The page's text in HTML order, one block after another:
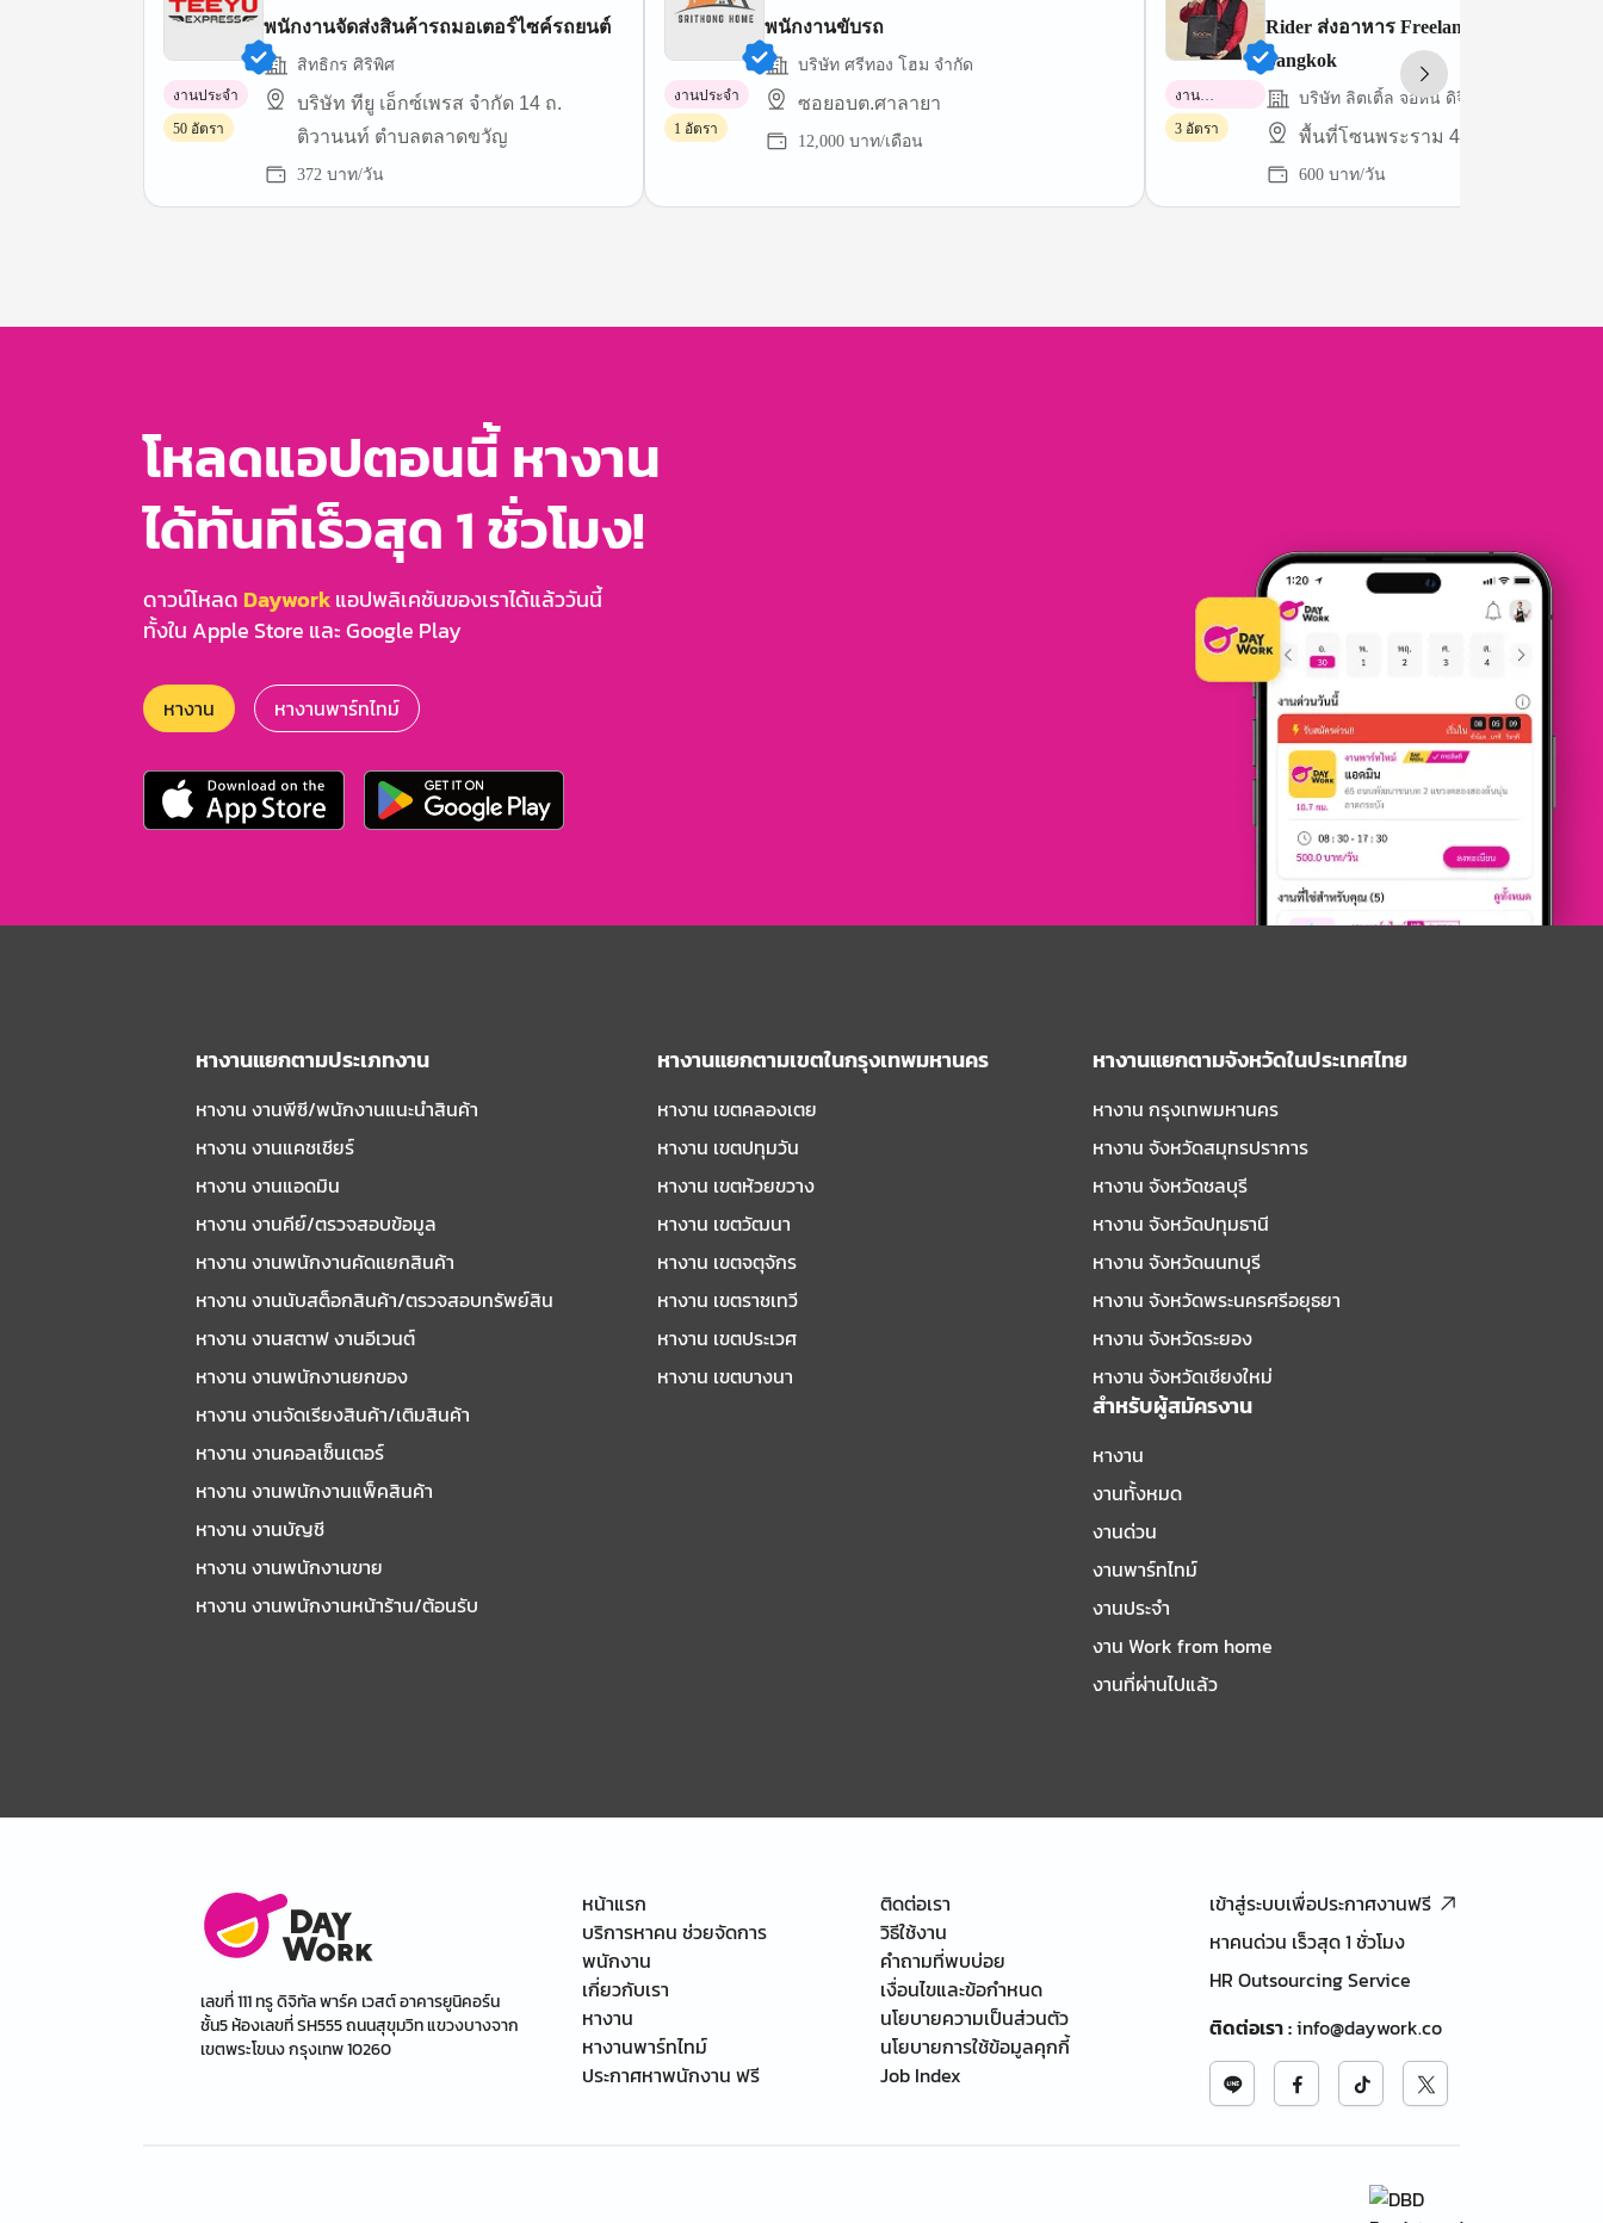
พนักงานจัดส่งสินค้ารถมอเตอร์ไซค์รถยนต์
สิทธิกร ศิริพิศ
บริษัท ทียู เอ็กซ์เพรส จำกัด 14 ถ.
ติวานนท์ ตำบลตลาดขวัญ
372 บาท/วัน
งานประจำ
50 อัตรา
พนักงานขับรถ
บริษัท ศรีทอง โฮม จำกัด
ซอยอบต.ศาลายา
12,000 บาท/เดือน
งานประจำ
1 อัตรา
Rider ส่งอาหาร Freelance / Part-time ที่
bangkok
บริษัท ลิตเติ้ล จอห์น ดิจิทัล จำกัด
พื้นที่โซนพระราม 4
600 บาท/วัน
งาน
พาร์ทไทม์
3 อัตรา
โหลดแอปตอนนี้ หางาน
ได้ทันทีเร็วสุด 1 ชั่วโมง!
ดาวน์โหลด Dayworkแอปพลิเคชันของเราได้แล้ววันนี้
ทั้งใน Apple Store และ Google Play
หางาน หางานพาร์ทไทม์
หางานแยกตามประเภทงาน
หางาน งานพีซี/พนักงานแนะนําสินค้า
หางาน งานแคชเชียร์
หางาน งานแอดมิน
หางาน งานคีย์/ตรวจสอบข้อมูล
หางาน งานพนักงานคัดแยกสินค้า
หางาน งานนับสต็อกสินค้า/ตรวจสอบทรัพย์สิน
หางาน งานสตาฟ งานอีเวนต์
หางาน งานพนักงานยกของ
หางาน งานจัดเรียงสินค้า/เติมสินค้า
หางาน งานคอลเซ็นเตอร์
หางาน งานพนักงานแพ็คสินค้า
หางาน งานบัญชี
หางาน งานพนักงานขาย
หางาน งานพนักงานหน้าร้าน/ต้อนรับ
หางานแยกตามเขตในกรุงเทพมหานคร
หางาน เขตคลองเตย
หางาน เขตปทุมวัน
หางาน เขตห้วยขวาง
หางาน เขตวัฒนา
หางาน เขตจตุจักร
หางาน เขตราชเทวี
หางาน เขตประเวศ
หางาน เขตบางนา
หางานแยกตามจังหวัดในประเทศไทย
หางาน กรุงเทพมหานคร
หางาน จังหวัดสมุทรปราการ
หางาน จังหวัดชลบุรี
หางาน จังหวัดปทุมธานี
หางาน จังหวัดนนทบุรี
หางาน จังหวัดพระนครศรีอยุธยา
หางาน จังหวัดระยอง
หางาน จังหวัดเชียงใหม่
สำหรับผู้สมัครงาน
หางาน
งานทั้งหมด
งานด่วน
งานพาร์ทไทม์
งานประจำ
งาน Work from home
งานที่ผ่านไปแล้ว
เลขที่ 111 ทรู ดิจิทัล พาร์ค เวสต์ อาคารยูนิคอร์น
ชั้น5 ห้องเลขที่ SH555 ถนนสุขุมวิท แขวงบางจาก
เขตพระโขนง กรุงเทพ 10260
หน้าแรก
บริการหาคน ช่วยจัดการ
พนักงาน
เกี่ยวกับเรา
หางาน
หางานพาร์ทไทม์
ประกาศหาพนักงาน ฟรี
ติดต่อเรา
วิธีใช้งาน
คำถามที่พบบ่อย
เงื่อนไขและข้อกำหนด
นโยบายความเป็นส่วนตัว
นโยบายการใช้ข้อมูลคุกกี้
Job Index
เข้าสู่ระบบเพื่อประกาศงานฟรี
หาคนด่วน เร็วสุด 1 ชั่วโมง
HR Outsourcing Service
ติดต่อเรา:info@daywork.co